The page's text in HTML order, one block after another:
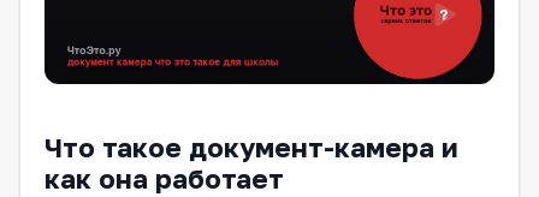
Что такое документ-камера и
как она работает